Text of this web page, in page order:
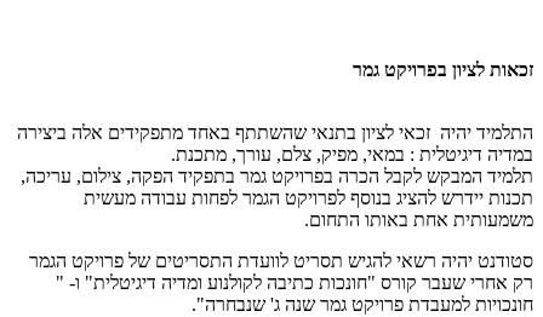
זכאות לציון בפרויקט גמר
התלמיד יהיה זכאי לציון בתנאי שהשתתף באחד מתפקידים אלה ביצירה
במדיה דיגיטלית : במאי, מפיק, צלם, עורך, מתכנת.
תלמיד המבקש לקבל הכרה בפרויקט גמר בתפקיד הפקה, צילום, עריכה,
תכנות יידרש להציג בנוסף לפרויקט הגמר לפחות עבודה מעשית
משמעותית אחת באותו התחום.
סטודנט יהיה רשאי להגיש תסריט לוועדת התסריטים של פרויקט הגמר
רק אחרי שעבר קורס "חונכות כתיבה לקולנוע ומדיה דיגיטלית" ו- "
חונכויות למעבדת פרויקט גמר שנה ג' שנבחרה".